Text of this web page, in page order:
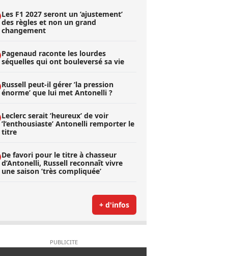
Les F1 2027 seront un ’ajustement’
des règles et non un grand
changement
Pagenaud raconte les lourdes
séquelles qui ont bouleversé sa vie
Russell peut-il gérer ’la pression
énorme’ que lui met Antonelli ?
Leclerc serait ’heureux’ de voir
’l’enthousiaste’ Antonelli remporter le
titre
De favori pour le titre à chasseur
d’Antonelli, Russell reconnaît vivre
une saison ’très compliquée’
+ d'infos